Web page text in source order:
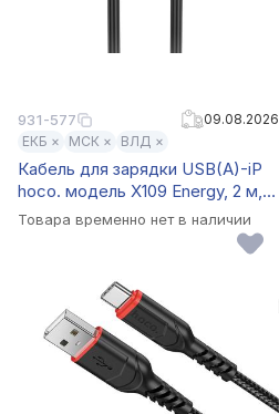
931-577
09.08.2026
ЕКБ ×
МСК × ВЛД ×
Кабель для зарядки USB(A)-iP
hoco. модель X109 Energy, 2 м,
силикон, черный
Товара временно нет в наличии